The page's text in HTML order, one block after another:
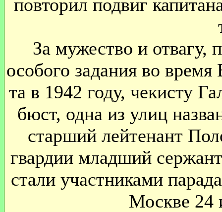
повторил подвиг
За мужество и отвагу,
особого задания во время
та в 1942 году, чекисту
бюст, одна из улиц
старший лейтенант
гвардии младший
стали участниками
Москве 24